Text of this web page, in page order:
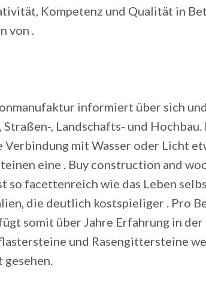
Kompetenz und Qualität in
von .
informiert über sich
Straßen-, Landschafts- und
Verbindung mit Wasser oder Licht
eine . Buy construction and
so facettenreich wie das Leben
die deutlich kostspieliger . Pro
somit über Jahre Erfahrung in
und Rasengittersteine
gesehen.